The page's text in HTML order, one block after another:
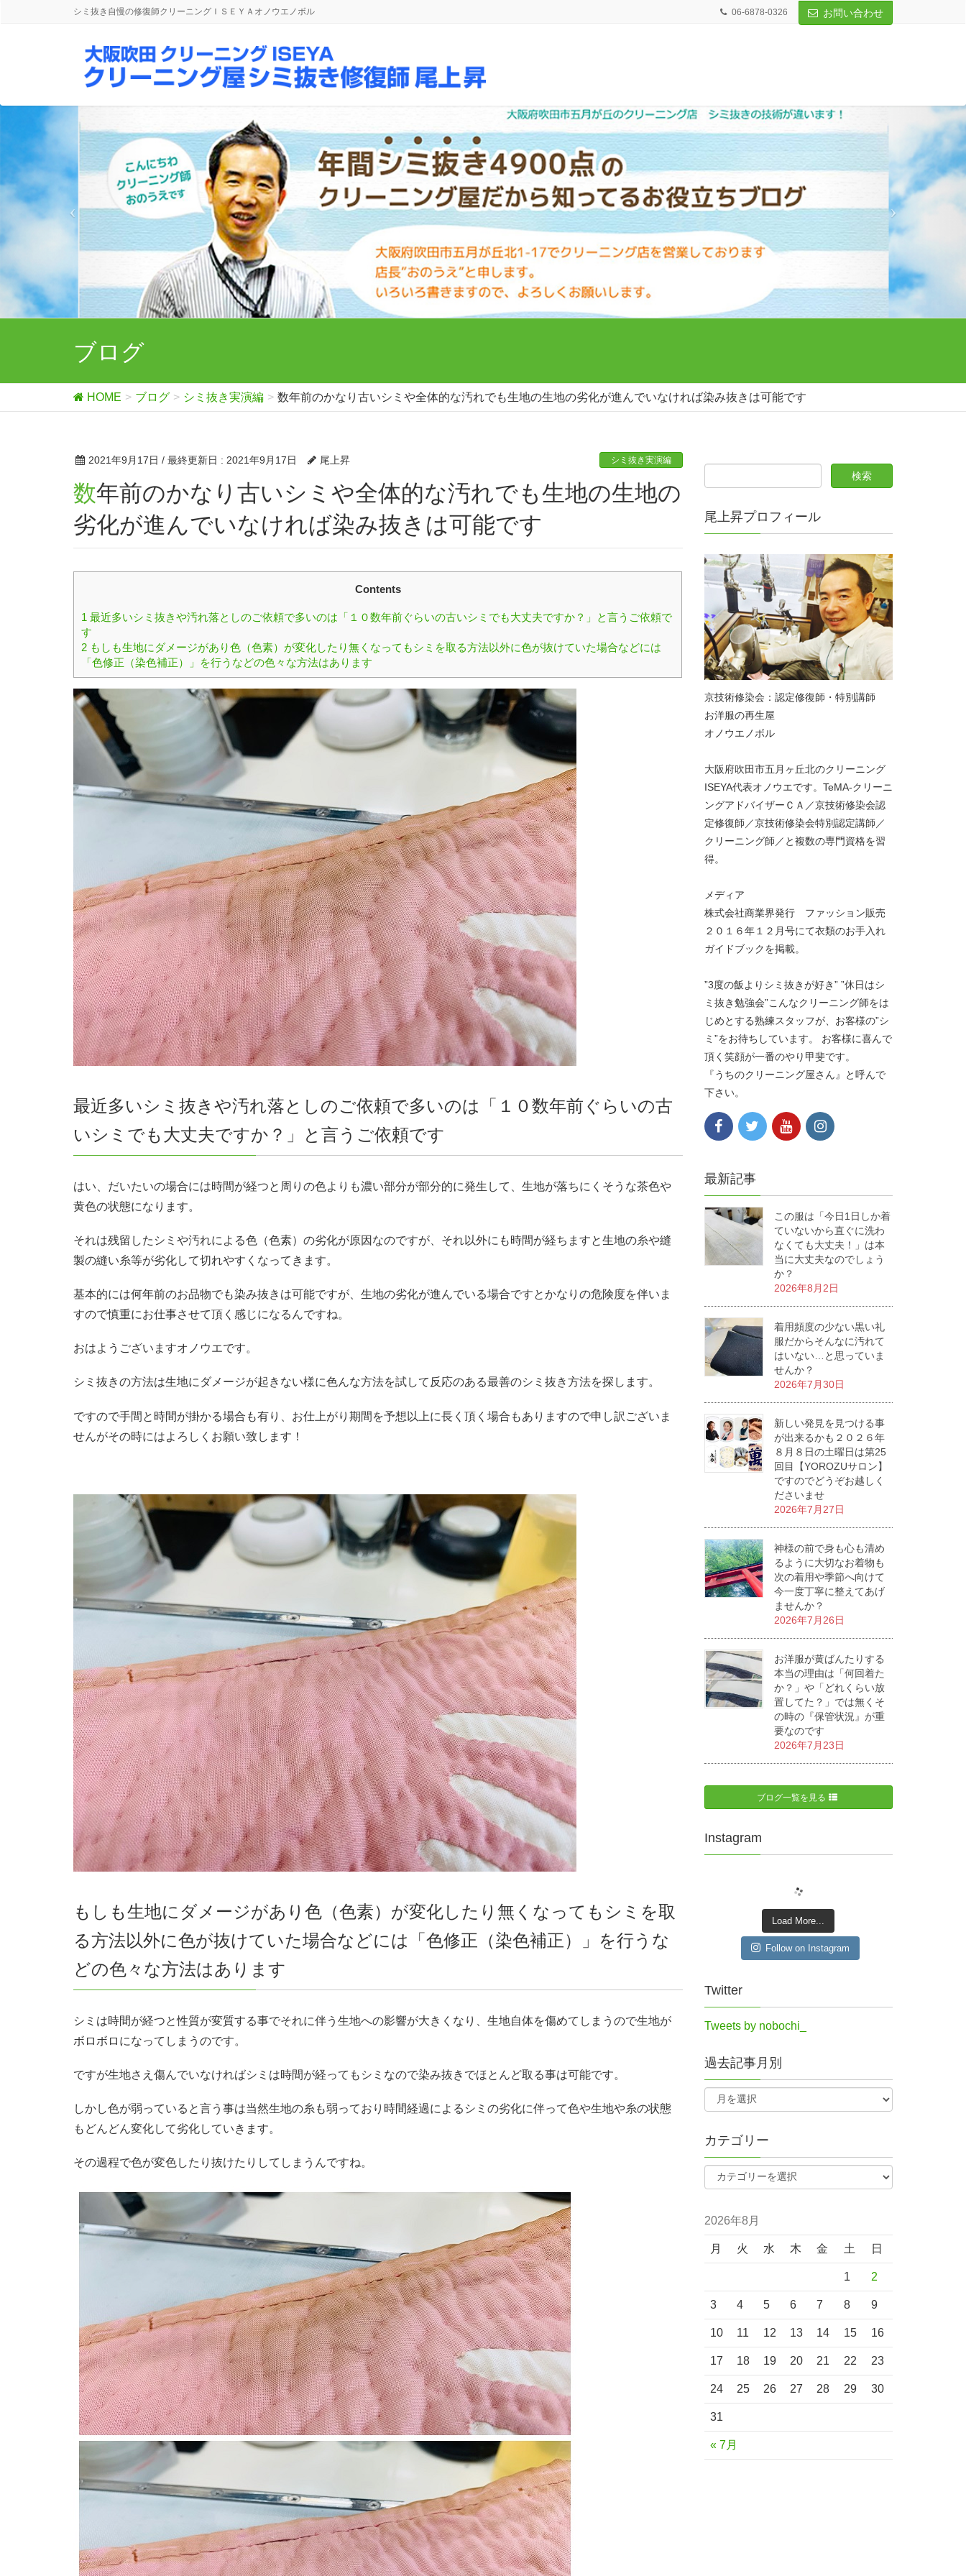
シミ抜き自慢の修復師クリーニングＩＳＥＹＡオノウエノボル 06-6878-0326 お問い合わせ
ブログ
HOME ブログ シミ抜き実演編 数年前のかなり古いシミや全体的な汚れでも生地の生地の劣化が進んでいなければ染み抜きは可能です
2021年9月17日 / 最終更新日 : 2021年9月17日 尾上昇 シミ抜き実演編
数年前のかなり古いシミや全体的な汚れでも生地の生地の
劣化が進んでいなければ染み抜きは可能です
Contents
1 最近多いシミ抜きや汚れ落としのご依頼で多いのは「１０数年前ぐらいの古いシミでも大丈夫ですか？」と言うご依頼で
す
2 もしも生地にダメージがあり色（色素）が変化したり無くなってもシミを取る方法以外に色が抜けていた場合などには
「色修正（染色補正）」を行うなどの色々な方法はあります
最近多いシミ抜きや汚れ落としのご依頼で多いのは「１０数年前ぐらいの古
いシミでも大丈夫ですか？」と言うご依頼です
はい、だいたいの場合には時間が経つと周りの色よりも濃い部分が部分的に発生して、生地が落ちにくそうな茶色や
黄色の状態になります。
それは残留したシミや汚れによる色（色素）の劣化が原因なのですが、それ以外にも時間が経ちますと生地の糸や縫
製の縫い糸等が劣化して切れやすくなってきます。
基本的には何年前のお品物でも染み抜きは可能ですが、生地の劣化が進んでいる場合ですとかなりの危険度を伴いま
すので慎重にお仕事させて頂く感じになるんですね。
おはようございますオノウエです。
シミ抜きの方法は生地にダメージが起きない様に色んな方法を試して反応のある最善のシミ抜き方法を探します。
ですので手間と時間が掛かる場合も有り、お仕上がり期間を予想以上に長く頂く場合もありますので申し訳ございま
せんがその時にはよろしくお願い致します！
もしも生地にダメージがあり色（色素）が変化したり無くなってもシミを取
る方法以外に色が抜けていた場合などには「色修正（染色補正）」を行うな
どの色々な方法はあります
シミは時間が経つと性質が変質する事でそれに伴う生地への影響が大きくなり、生地自体を傷めてしまうので生地が
ボロボロになってしまうのです。
ですが生地さえ傷んでいなければシミは時間が経ってもシミなので染み抜きでほとんど取る事は可能です。
しかし色が弱っていると言う事は当然生地の糸も弱っており時間経過によるシミの劣化に伴って色や生地や糸の状態
もどんどん変化して劣化していきます。
その過程で色が変色したり抜けたりしてしまうんですね。
尾上昇プロフィール
京技術修染会：認定修復師・特別講師
お洋服の再生屋
オノウエノボル
大阪府吹田市五月ヶ丘北のクリーニング
ISEYA代表オノウエです。TeMA-クリーニ
ングアドバイザーＣＡ／京技術修染会認
定修復師／京技術修染会特別認定講師／
クリーニング師／と複数の専門資格を習
得。
メディア
株式会社商業界発行 ファッション販売
２０１６年１２月号にて衣類のお手入れ
ガイドブックを掲載。
”3度の飯よりシミ抜きが好き” ”休日はシ
ミ抜き勉強会”こんなクリーニング師をは
じめとする熟練スタッフが、お客様の”シ
ミ”をお待ちしています。 お客様に喜んで
頂く笑顔が一番のやり甲斐です。
『うちのクリーニング屋さん』と呼んで
下さい。
最新記事
この服は「今日1日しか着
ていないから直ぐに洗わ
なくても大丈夫！」は本
当に大丈夫なのでしょう
か？
2026年8月2日
着用頻度の少ない黒い礼
服だからそんなに汚れて
はいない…と思っていま
せんか？
2026年7月30日
新しい発見を見つける事
が出来るかも２０２６年
８月８日の土曜日は第25
回目【YOROZUサロン】
ですのでどうぞお越しく
ださいませ
2026年7月27日
神様の前で身も心も清め
るように大切なお着物も
次の着用や季節へ向けて
今一度丁寧に整えてあげ
ませんか？
2026年7月26日
お洋服が黄ばんたりする
本当の理由は「何回着た
か？」や「どれくらい放
置してた？」では無くそ
の時の『保管状況』が重
要なのです
2026年7月23日
ブログ一覧を見る
Instagram
Load More...
Follow on Instagram
Twitter
Tweets by nobochi_
過去記事月別
カテゴリー
2026年8月
月 火 水 木 金 土 日
« 7月
1 2
3 4 5 6 7 8 9
10 11 12 13 14 15 16
17 18 19 20 21 22 23
24 25 26 27 28 29 30
31